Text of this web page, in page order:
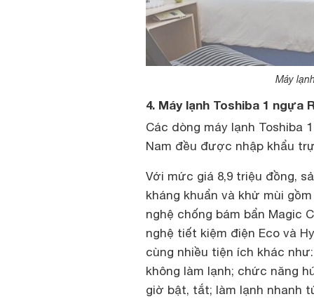
Máy
4. Máy lạnh Toshiba 1 ngựa
Các dòng máy lạnh Toshiba
Nam đều được nhập khẩu
Với mức giá 8,9 triệu đồng,
kháng khuẩn và khử mùi
nghệ chống bám bẩn Magic
nghệ tiết kiệm điện Eco và
cùng nhiều tiện ích khác
không làm lạnh; chức năng
giờ bật, tắt; làm lạnh nhanh